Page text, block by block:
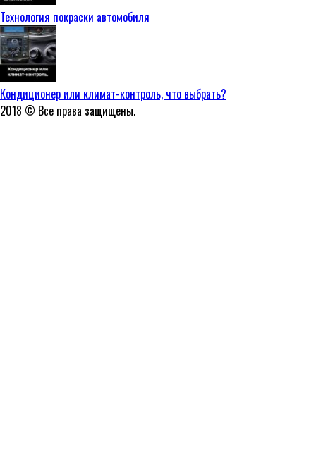
Технология покраски автомобиля
Кондиционер или климат-контроль, что выбрать?
2018 © Все права защищены.